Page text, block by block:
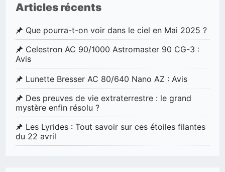
Articles récents
Que pourra-t-on voir dans le ciel en Mai 2025 ?
Celestron AC 90/1000 Astromaster 90 CG-3 :
Avis
Lunette Bresser AC 80/640 Nano AZ : Avis
Des preuves de vie extraterrestre : le grand
mystère enfin résolu ?
Les Lyrides : Tout savoir sur ces étoiles filantes
du 22 avril